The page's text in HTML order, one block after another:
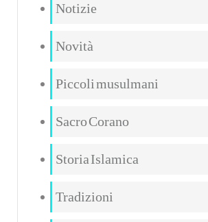
Notizie
Novità
Piccoli musulmani
Sacro Corano
Storia Islamica
Tradizioni